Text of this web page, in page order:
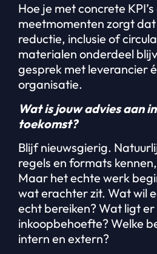
Hoe je met concrete KPI’s
meetmomenten zorgt dat
reductie, inclusie of
materialen onderdeel
gesprek met leverancier
organisatie.
Wat is jouw advies aan
toekomst?
Blijf nieuwsgierig.
regels en formats
Maar het echte werk
wat erachter zit. Wat wil
echt bereiken? Wat ligt
inkoopbehoefte? Welke
intern en extern?